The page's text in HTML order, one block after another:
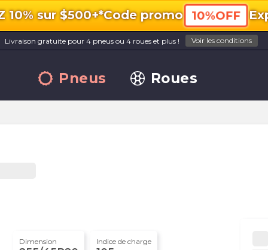
10% sur $500+*Code promo 10%OFF
Livraison gratuite pour 4 pneus ou 4 roues et plus ! Voir les conditions
Pneus Roues
Dimension Indice de charge